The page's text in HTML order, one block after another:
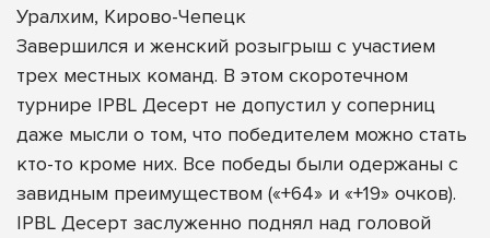
Уралхим, Кирово-Чепецк
Завершился и женский розыгрыш с участием
трех местных команд. В этом скоротечном
турнире IPBL Десерт не допустил у соперниц
даже мысли о том, что победителем можно стать
кто-то кроме них. Все победы были одержаны с
завидным преимуществом («+64» и «+19» очков).
IPBL Десерт заслуженно поднял над головой